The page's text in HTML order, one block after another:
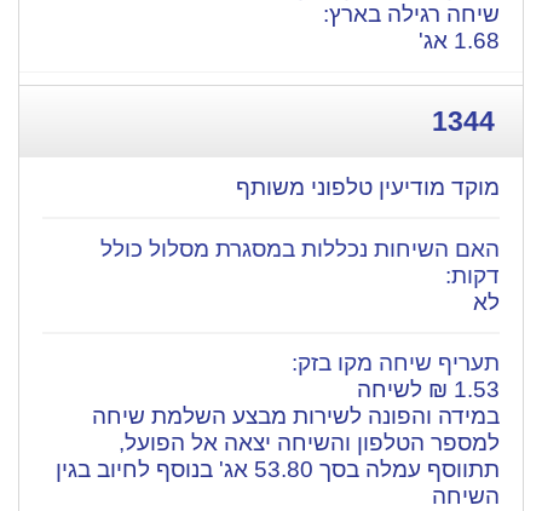
שיחה רגילה בארץ:
1.68 אג'
1344
מוקד מודיעין טלפוני משותף
לא
​1.53 ₪ לשיחה
במידה והפונה לשירות מבצע השלמת שיחה
למספר הטלפון והשיחה יצאה אל הפועל,
תתווסף עמלה בסך 53.80 אג' בנוסף לחיוב בגין
השיחה